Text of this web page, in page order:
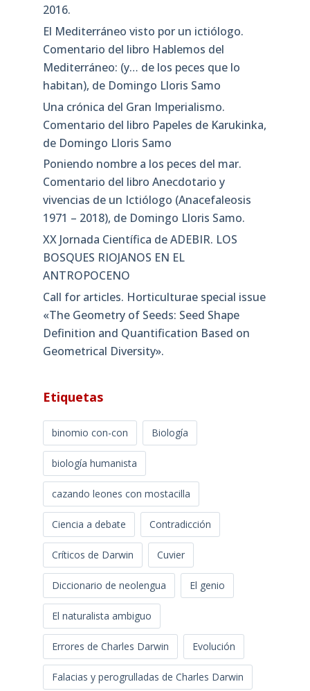
2016.
El Mediterráneo visto por un ictiólogo.
Comentario del libro Hablemos del
Mediterráneo: (y… de los peces que lo
habitan), de Domingo Lloris Samo
Una crónica del Gran Imperialismo.
Comentario del libro Papeles de Karukinka,
de Domingo Lloris Samo
Poniendo nombre a los peces del mar.
Comentario del libro Anecdotario y
vivencias de un Ictiólogo (Anacefaleosis
1971 – 2018), de Domingo Lloris Samo.
XX Jornada Científica de ADEBIR. LOS
BOSQUES RIOJANOS EN EL
ANTROPOCENO
Call for articles. Horticulturae special issue
«The Geometry of Seeds: Seed Shape
Definition and Quantification Based on
Geometrical Diversity»​.
Etiquetas
binomio con-con Biología
biología humanista
cazando leones con mostacilla
Ciencia a debate Contradicción
Críticos de Darwin Cuvier
Diccionario de neolengua El genio
El naturalista ambiguo
Errores de Charles Darwin Evolución
Falacias y perogrulladas de Charles Darwin